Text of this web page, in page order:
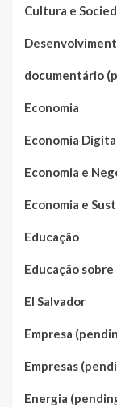
Cultura e
documentário
Economia
Economia
Economia e
Economia e
Educação
Educação
El Salvador
Empresa
Empresas
Energia